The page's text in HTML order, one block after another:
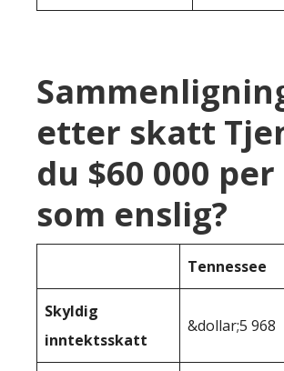
etter skatt
du $60 000
som enslig?
Tennessee
Skyldig
inntektsskatt
&dollar;5 968